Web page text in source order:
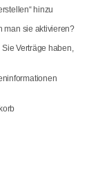
hinzu
man sie aktivieren?
Verträge haben,